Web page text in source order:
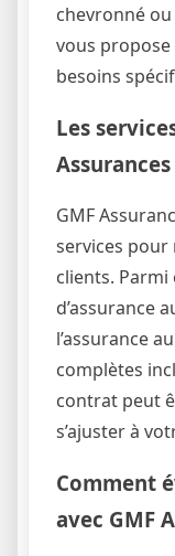
chevronné
vous propose
besoins
Les
Assurances
GMF
services pour
clients.
d’assurance
l’assurance
complètes
contrat peut
s’ajuster à
Comment
avec GMF